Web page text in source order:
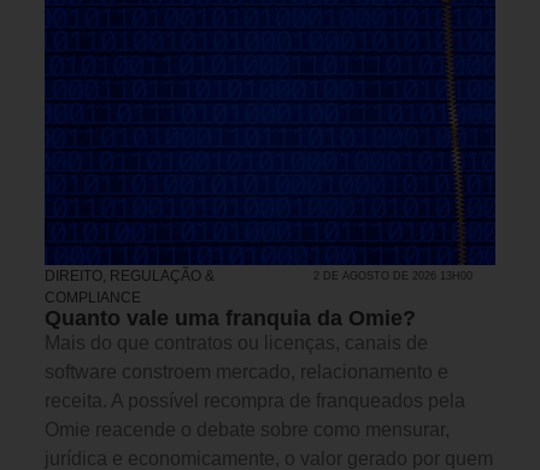
DIREITO, REGULAÇÃO &
COMPLIANCE
2 DE AGOSTO DE 2026 13H00
Quanto vale uma franquia da Omie?
Mais do que contratos ou licenças, canais de
software constroem mercado, relacionamento e
receita. A possível recompra de franqueados pela
Omie reacende o debate sobre como mensurar,
jurídica e economicamente, o valor gerado por quem